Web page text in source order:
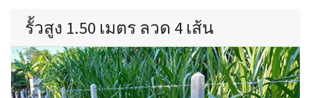
รั้วสูง 1.50 เมตร ลวด 4 เส้น